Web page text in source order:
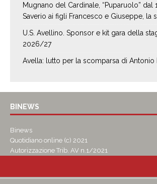
Mugnano del Cardinale, “Puparuolo” dal
Saverio ai figli Francesco e Giuseppe, la
U.S. Avellino. Sponsor e kit gara della
2026/27
Avella: lutto per la scomparsa di Antonio
BINEWS
Binews
Quotidiano online (c) 2021
Autorizzazione Trib. AV n.1/2021